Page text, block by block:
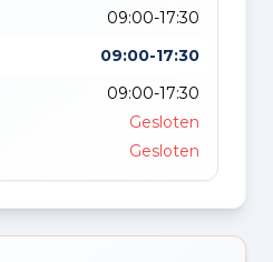
09:00-17:30
09:00-17:30
09:00-17:30
Gesloten
Gesloten